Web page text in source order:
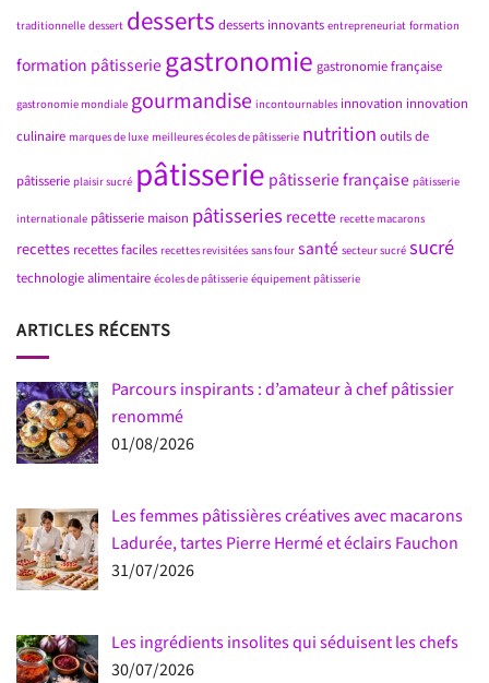
traditionnelle dessert desserts desserts innovants entrepreneuriat formation
formation pâtisserie gastronomie gastronomie française
gastronomie mondiale gourmandise incontournables innovation innovation
culinaire marques de luxe meilleures écoles de pâtisserie nutrition outils de
pâtisserie plaisir sucré pâtisserie pâtisserie française pâtisserie
internationale pâtisserie maison pâtisseries recette recette macarons
recettes recettes faciles recettes revisitées sans four santé secteur sucré sucré
technologie alimentaire écoles de pâtisserie équipement pâtisserie
ARTICLES RÉCENTS
Parcours inspirants : d’amateur à chef pâtissier
renommé
01/08/2026
Les femmes pâtissières créatives avec macarons
Ladurée, tartes Pierre Hermé et éclairs Fauchon
31/07/2026
Les ingrédients insolites qui séduisent les chefs
30/07/2026